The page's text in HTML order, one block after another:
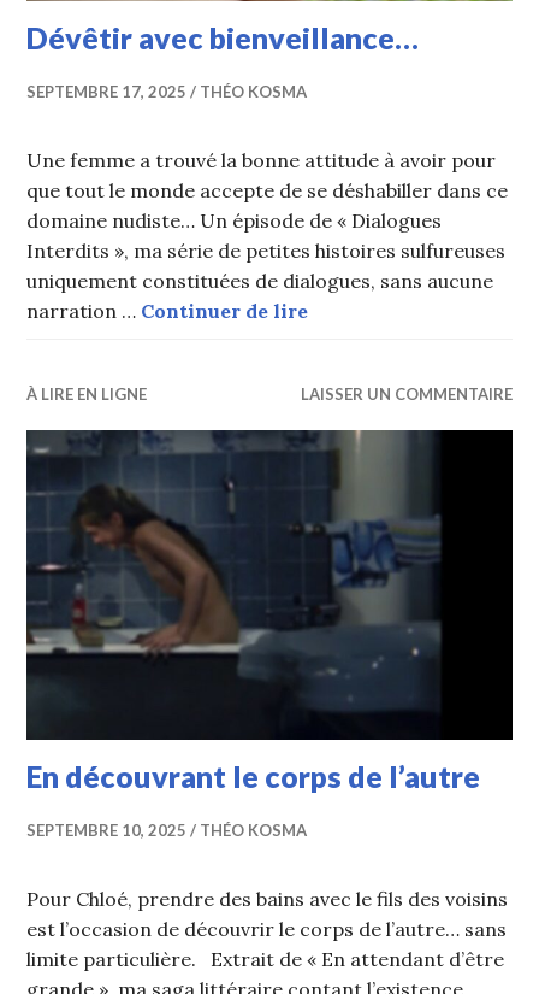
Dévêtir avec bienveillance…
SEPTEMBRE 17, 2025 THÉO KOSMA
Une femme a trouvé la bonne attitude à avoir pour
que tout le monde accepte de se déshabiller dans ce
domaine nudiste… Un épisode de « Dialogues
Interdits », ma série de petites histoires sulfureuses
uniquement constituées de dialogues, sans aucune
narration … Continuer de lireDévêtir avec
À LIRE EN LIGNE LAISSER UN COMMENTAIRE
En découvrant le corps de l’autre
SEPTEMBRE 10, 2025 THÉO KOSMA
Pour Chloé, prendre des bains avec le fils des voisins
est l’occasion de découvrir le corps de l’autre… sans
limite particulière. Extrait de « En attendant d’être
grande », ma saga littéraire contant l’existence